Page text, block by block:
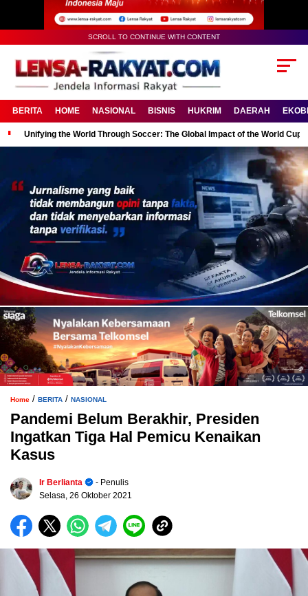
SCROLL TO CONTINUE WITH CONTENT
BERITA HOME NASIONAL BISNIS HUKRIM DAERAH
Unifying the World Through Soccer: The Global Impact of the World Cup
Home / BERITA / NASIONAL
Pandemi Belum Berakhir, Presiden
Ingatkan Tiga Hal Pemicu Kenaikan
Kasus
Ir Berlianta
- Penulis
Selasa, 26 Oktober 2021